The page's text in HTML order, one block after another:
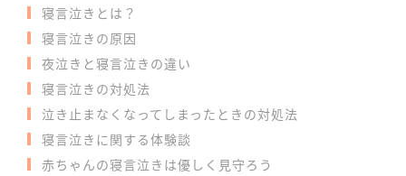
寝言泣きとは？
寝言泣きの原因
夜泣きと寝言泣きの違い
寝言泣きの対処法
泣き止まなくなってしまったときの対処法
寝言泣きに関する体験談
赤ちゃんの寝言泣きは優しく見守ろう